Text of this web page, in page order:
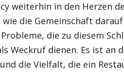
weiterhin in den Herzen
die Gemeinschaft
die zu diesem
Weckruf dienen. Es ist an
die Vielfalt, die ein